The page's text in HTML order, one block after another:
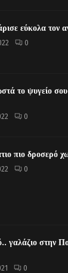
εύκολα τον
0
το ψυγείο σου
0
πιο δροσερό
0
γαλάζιο στην
0